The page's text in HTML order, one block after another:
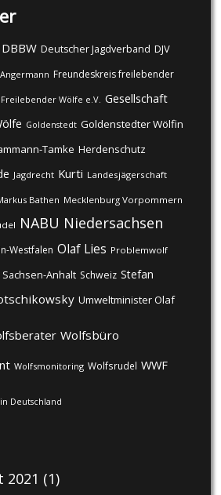
DBBW Deutscher Jagdverband DJV
Freundeskreis freilebender
Wölfe e.V. Gesellschaft
Goldenstedt Goldenstedter Wölfin
Tamke Herdenschutz
Jagdrecht Kurti Landesjägerschaft
Bathen Mecklenburg Vorpommern
NABU Niedersachsen
Westfalen Olaf Lies Problemwolf
Sachsen-Anhalt Schweiz Stefan
Umweltminister Olaf
Wolfsbüro
Wolfsmonitoring Wolfsrudel WWF
Deutschland
2021 (1)